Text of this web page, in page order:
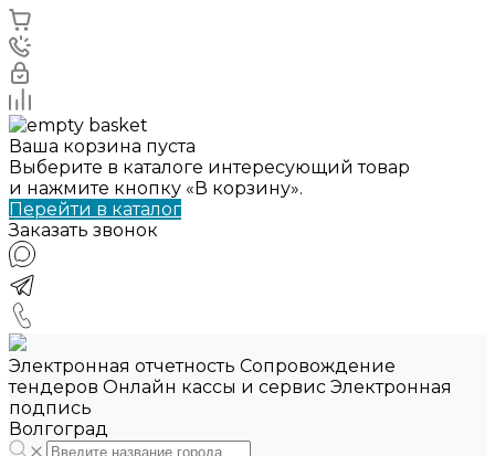
Ваша корзина пуста
Выберите в каталоге интересующий товар
и нажмите кнопку «В корзину».
Перейти в каталог
Заказать звонок
Электронная отчетность Сопровождение
тендеров Онлайн кассы и сервис Электронная
подпись
Волгоград